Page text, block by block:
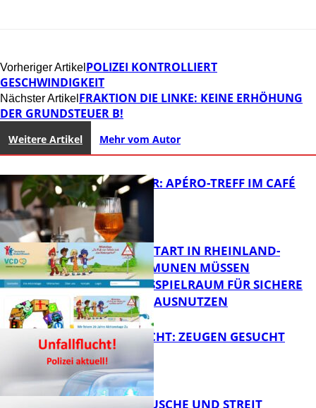
Vorheriger Artikel POLIZEI KONTROLLIERT
GESCHWINDIGKEIT
Nächster Artikel FRAKTION DIE LINKE: KEINE ERHÖHUNG
DER GRUNDSTEUER B!
Weitere Artikel Mehr vom Autor
FB Kultur
HOT SUMMER: APÉRO-TREFF IM CAFÉ
LUMA
ZUM SCHULSTART IN RHEINLAND-
PFALZ: KOMMUNEN MÜSSEN
HANDLUNGSSPIELRAUM FÜR SICHERE
SCHULWEGE AUSNUTZEN
UNFALLFLUCHT: ZEUGEN GESUCHT
KNALLGERÄUSCHE UND STREIT